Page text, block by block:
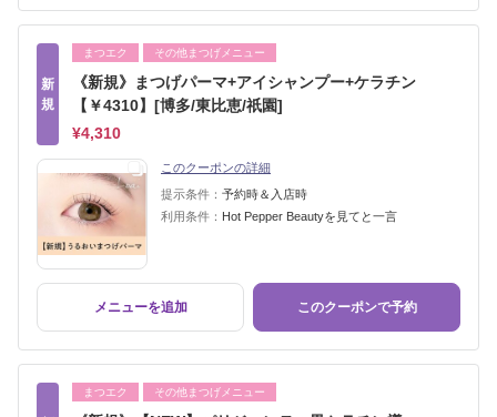
新
規
まつエク その他まつげメニュー
《新規》まつげパーマ+アイシャンプー+ケラチン
【￥4310】[博多/東比恵/祇園]
¥4,310
このクーポンの詳細
提示条件： 予約時＆入店時
利用条件： Hot Pepper Beautyを見てと一言
メニューを追加 このクーポンで予約
まつエク その他まつげメニュー